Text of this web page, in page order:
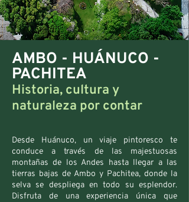
AMBO - HUÁNUCO -
PACHITEA
Historia, cultura y
naturaleza por contar
Desde Huánuco, un viaje pintoresco te
conduce a través de las majestuosas
montañas de los Andes hasta llegar a las
tierras bajas de Ambo y Pachitea, donde la
selva se despliega en todo su esplendor.
Disfruta de una experiencia única que